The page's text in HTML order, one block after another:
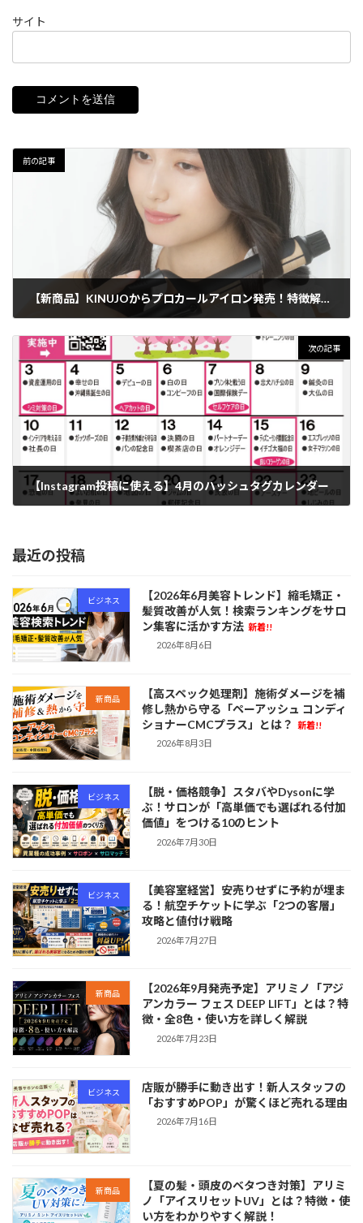
サイト
前の記事
【新商品】KINUJOからプロカールアイロン発売！特徴解説！
次の記事
【Instagram投稿に使える】4月のハッシュタグカレンダー
最近の投稿
ビジネス
【2026年6月美容トレンド】縮毛矯正・
髪質改善が人気！検索ランキングをサロ
ン集客に活かす方法 新着!!
2026年8月6日
新商品
【高スペック処理剤】施術ダメージを補
修し熱から守る「ペーアッシュ コンディ
ショナーCMCプラス」とは？
新着!!
2026年8月3日
ビジネス
【脱・価格競争】スタバやDysonに学
ぶ！サロンが「高単価でも選ばれる付加
価値」をつける10のヒント
2026年7月30日
ビジネス
【美容室経営】安売りせずに予約が埋ま
る！航空チケットに学ぶ「2つの客層」
攻略と値付け戦略
2026年7月27日
新商品
【2026年9月発売予定】アリミノ「アジ
アンカラー フェス DEEP LIFT」とは？特
徴・全8色・使い方を詳しく解説
2026年7月23日
ビジネス
店販が勝手に動き出す！新人スタッフの
「おすすめPOP」が驚くほど売れる理由
2026年7月16日
新商品
【夏の髪・頭皮のベタつき対策】アリミ
ノ「アイスリセットUV」とは？特徴・使
い方をわかりやすく解説！